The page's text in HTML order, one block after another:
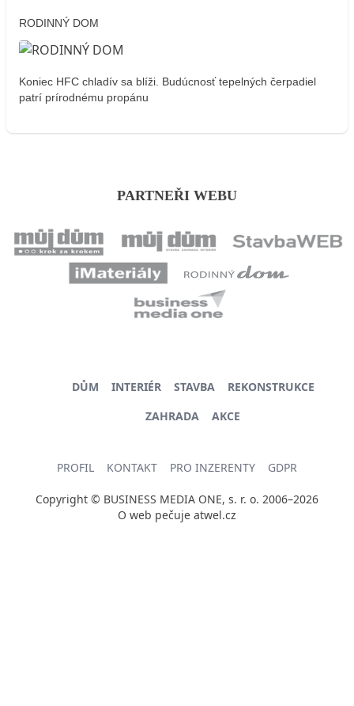
RODINNÝ DOM
Koniec HFC chladív sa blíži. Budúcnosť tepelných čerpadiel
patrí prírodnému propánu
PARTNEŘI WEBU
DŮM INTERIÉR STAVBA
REKONSTRUKCE
ZAHRADA
AKCE
PROFIL KONTAKT PRO INZERENTY GDPR
Copyright © BUSINESS MEDIA ONE, s. r. o. 2006–2026